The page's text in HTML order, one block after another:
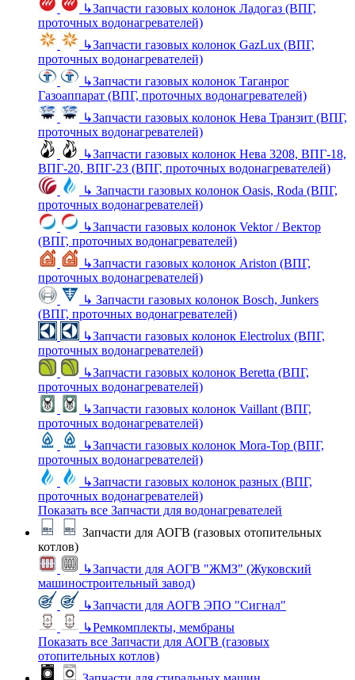
↳Запчасти газовых колонок Ладогаз (ВПГ,
проточных водонагревателей)
↳Запчасти газовых колонок GazLux (ВПГ,
проточных водонагревателей)
↳Запчасти газовых колонок Таганрог
Газоаппарат (ВПГ, проточных водонагревателей)
↳Запчасти газовых колонок Нева Транзит (ВПГ,
проточных водонагревателей)
↳Запчасти газовых колонок Нева 3208, ВПГ-18,
ВПГ-20, ВПГ-23 (ВПГ, проточных водонагревателей)
↳ Запчасти газовых колонок Oasis, Roda (ВПГ,
проточных водонагревателей)
↳Запчасти газовых колонок Vektor / Вектор
(ВПГ, проточных водонагревателей)
↳Запчасти газовых колонок Ariston (ВПГ,
проточных водонагревателей)
↳ Запчасти газовых колонок Bosch, Junkers
(ВПГ, проточных водонагревателей)
↳Запчасти газовых колонок Electrolux (ВПГ,
проточных водонагревателей)
↳Запчасти газовых колонок Beretta (ВПГ,
проточных водонагревателей)
↳Запчасти газовых колонок Vaillant (ВПГ,
проточных водонагревателей)
↳Запчасти газовых колонок Mora-Top (ВПГ,
проточных водонагревателей)
↳Запчасти газовых колонок разных (ВПГ,
проточных водонагревателей)
Показать все Запчасти для водонагревателей
Запчасти для АОГВ (газовых отопительных
котлов)
↳Запчасти для АОГВ "ЖМЗ" (Жуковский
машиностроительный завод)
↳Запчасти для АОГВ ЭПО "Сигнал"
↳Ремкомплекты, мембраны
Показать все Запчасти для АОГВ (газовых
отопительных котлов)